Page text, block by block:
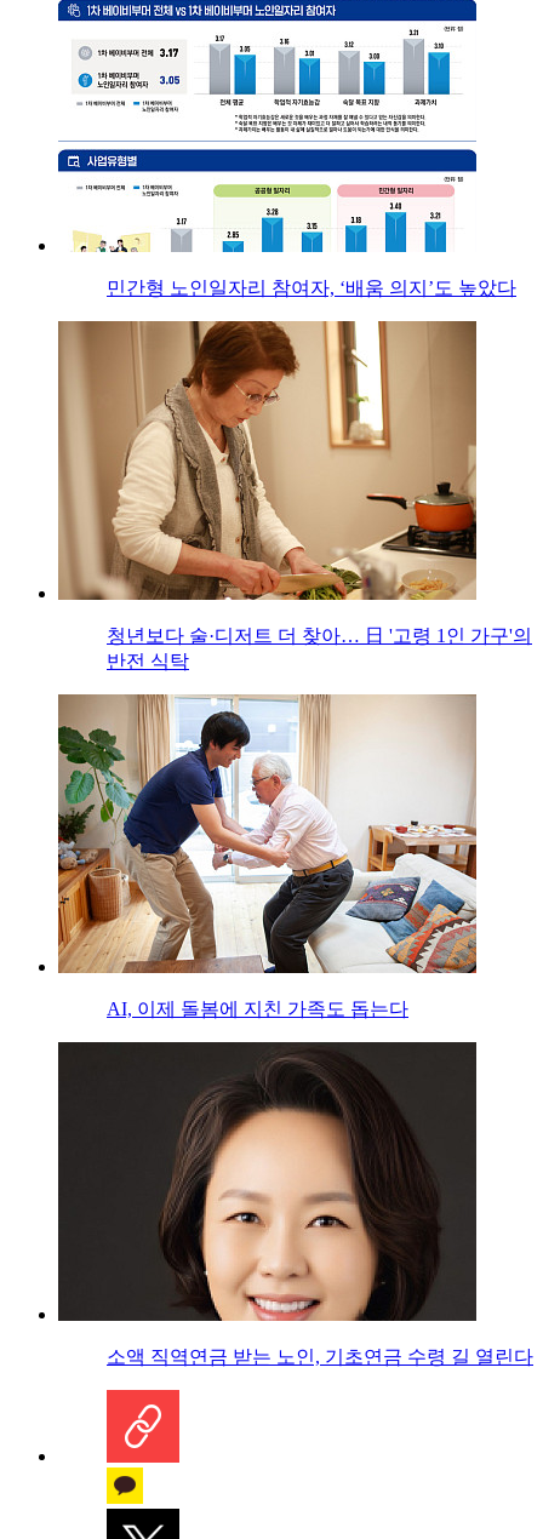
민간형 노인일자리 참여자, ‘배움 의지’도 높았다
청년보다 술·디저트 더 찾아… 日 '고령 1인 가구'의
반전 식탁
AI, 이제 돌봄에 지친 가족도 돕는다
소액 직역연금 받는 노인, 기초연금 수령 길 열린다